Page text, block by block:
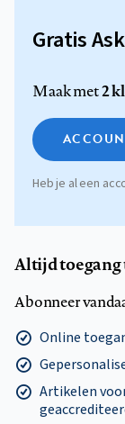
Gratis
Maak met2
Heb je al een
Altijd toegang
Abonneer
Online
Artikelen